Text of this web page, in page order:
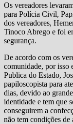
Os vereadores
para Polícia Civil,
dos vereadores,
Tinoco Abrego e foi
segurança.
De acordo com os
comunidade, por isso
Publica do Estado,
papiloscopista para
dias, devido ao
identidade e tem que
conseguirem a
não tem condições de